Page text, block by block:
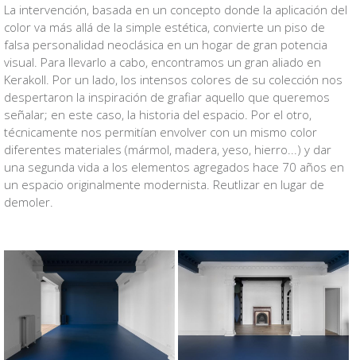
La intervención, basada en un concepto donde la aplicación del
color va más allá de la simple estética, convierte un piso de
falsa personalidad neoclásica en un hogar de gran potencia
visual. Para llevarlo a cabo, encontramos un gran aliado en
Kerakoll. Por un lado, los intensos colores de su colección nos
despertaron la inspiración de grafiar aquello que queremos
señalar; en este caso, la historia del espacio. Por el otro,
técnicamente nos permitían envolver con un mismo color
diferentes materiales (mármol, madera, yeso, hierro...) y dar
una segunda vida a los elementos agregados hace 70 años en
un espacio originalmente modernista. Reutlizar en lugar de
demoler.